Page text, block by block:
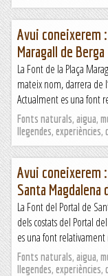
Avui coneixerem
Maragall de Berga
La Font de la Plaça
mateix nom, darrera de
Actualment es una font
Fonts naturals, aigua,
llegendes, experiències,
Avui coneixerem
Santa Magdalena
La Font del Portal de
dels costats del Portal
es una font relativament
Fonts naturals, aigua,
llegendes, experiències,